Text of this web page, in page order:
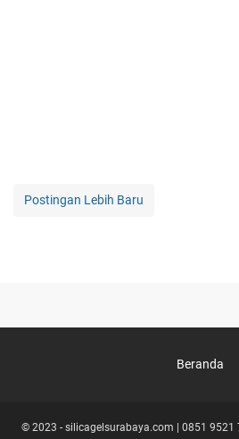
Postingan Lebih Baru
Beranda
© 2023 - silicagelsurabaya.com | 0851 9521